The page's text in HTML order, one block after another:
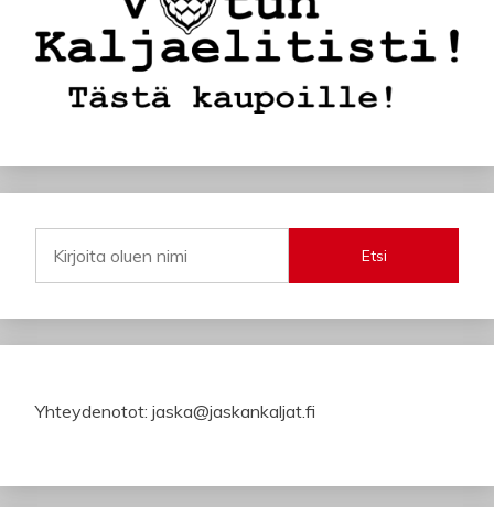
Etsi
Yhteydenotot: jaska@jaskankaljat.fi